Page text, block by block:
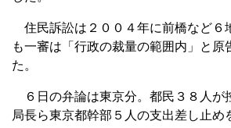
住民訴訟は２００４年に前橋など６
も一審は「行政の裁量の範囲内」と原
た。
６日の弁論は東京分。都民３８人が
局長ら東京都幹部５人の支出差し止め